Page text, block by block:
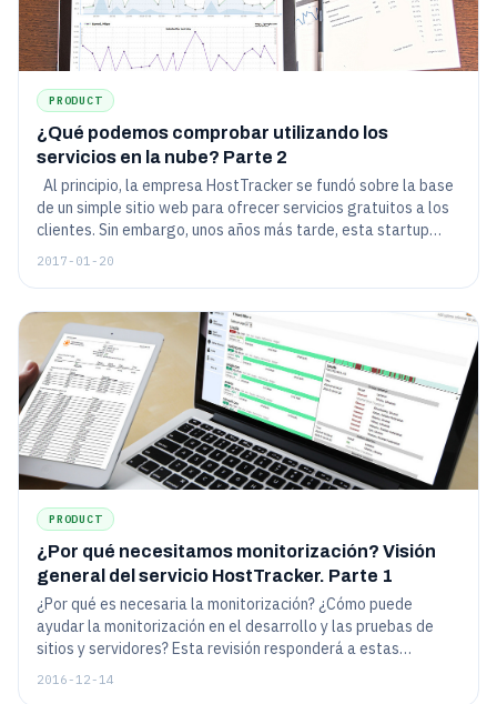
PRODUCT
¿Qué podemos comprobar utilizando los
servicios en la nube? Parte 2
Al principio, la empresa HostTracker se fundó sobre la base
de un simple sitio web para ofrecer servicios gratuitos a los
clientes. Sin embargo, unos años más tarde, esta startup
desarrolló una amplia variedad de herramientas que sirven
decidido describir a fondo todas las características de
nuestro servicio, así como compartir con usted nuestra
experiencia en el desarrollo de este tipo de proyectos y
mencionar retos interesantes a los que nos hemos
enfrentado.
2017-01-20
PRODUCT
¿Por qué necesitamos monitorización? Visión
general del servicio HostTracker. Parte 1
¿Por qué es necesaria la monitorización? ¿Cómo puede
ayudar la monitorización en el desarrollo y las pruebas de
sitios y servidores? Esta revisión responderá a estas
preguntas y también mostrará cómo el simple deseo de
2016-12-14